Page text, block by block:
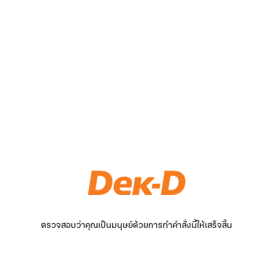
ตรวจสอบว่าคุณเป็นมนุษย์ด้วยการทำคำสั่งนี้ให้เสร็จสิ้น